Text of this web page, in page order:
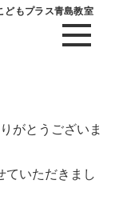
もプラス青島教室
がとうございま
ていただきまし